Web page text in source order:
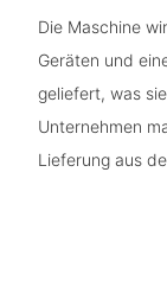
Die Maschine
Geräten und
geliefert, was
Unternehmen
Lieferung aus